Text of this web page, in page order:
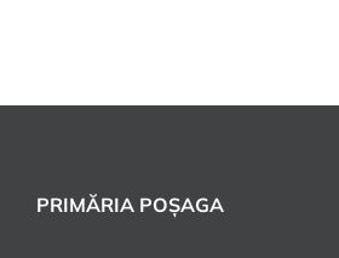
PRIMĂRIA POȘAGA